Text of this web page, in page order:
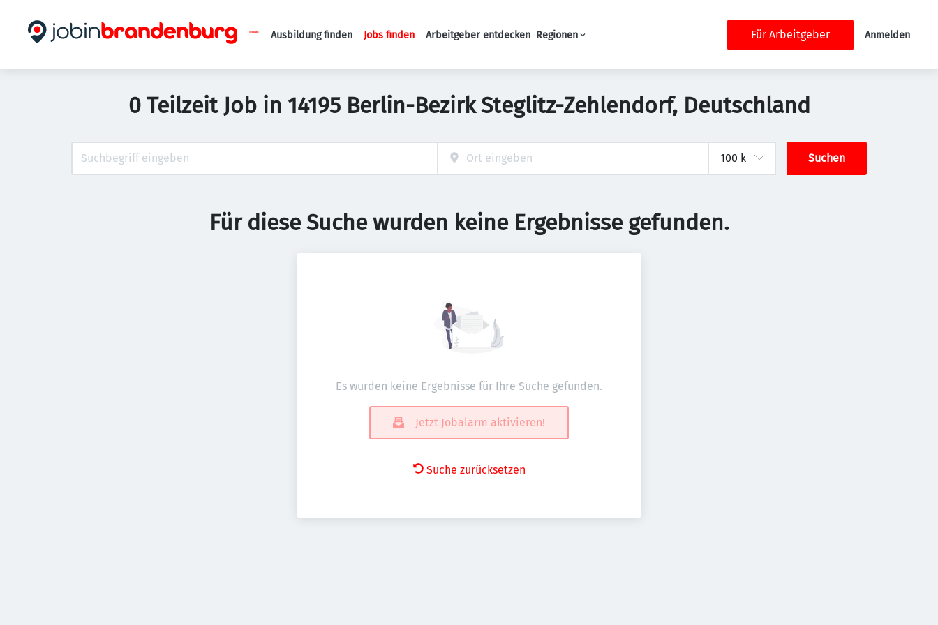
Haupt-Navigation
Ausbildung finden Jobs finden Arbeitgeber entdecken Regionen Für Arbeitgeber Anmelden
0 Teilzeit Job in 14195 Berlin-Bezirk Steglitz-Zehlendorf, Deutschland
Suchen
Für diese Suche wurden keine Ergebnisse gefunden.
Es wurden keine Ergebnisse für Ihre Suche gefunden.
Jetzt Jobalarm aktivieren!
Suche zurücksetzen